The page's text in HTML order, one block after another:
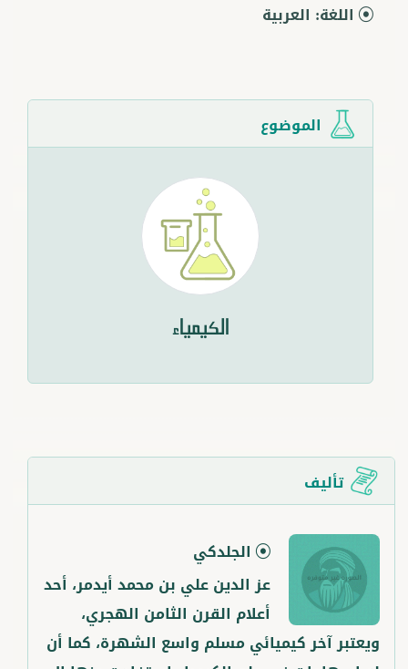
اللغة:العربية
الموضوع
الكيمياء
تأليف
الجلدكي
عز الدين علي بن محمد أيدمر، أحد
أعلام القرن الثامن الهجري،
ويعتبر آخر كيميائي مسلم واسع الشهرة، كما أن